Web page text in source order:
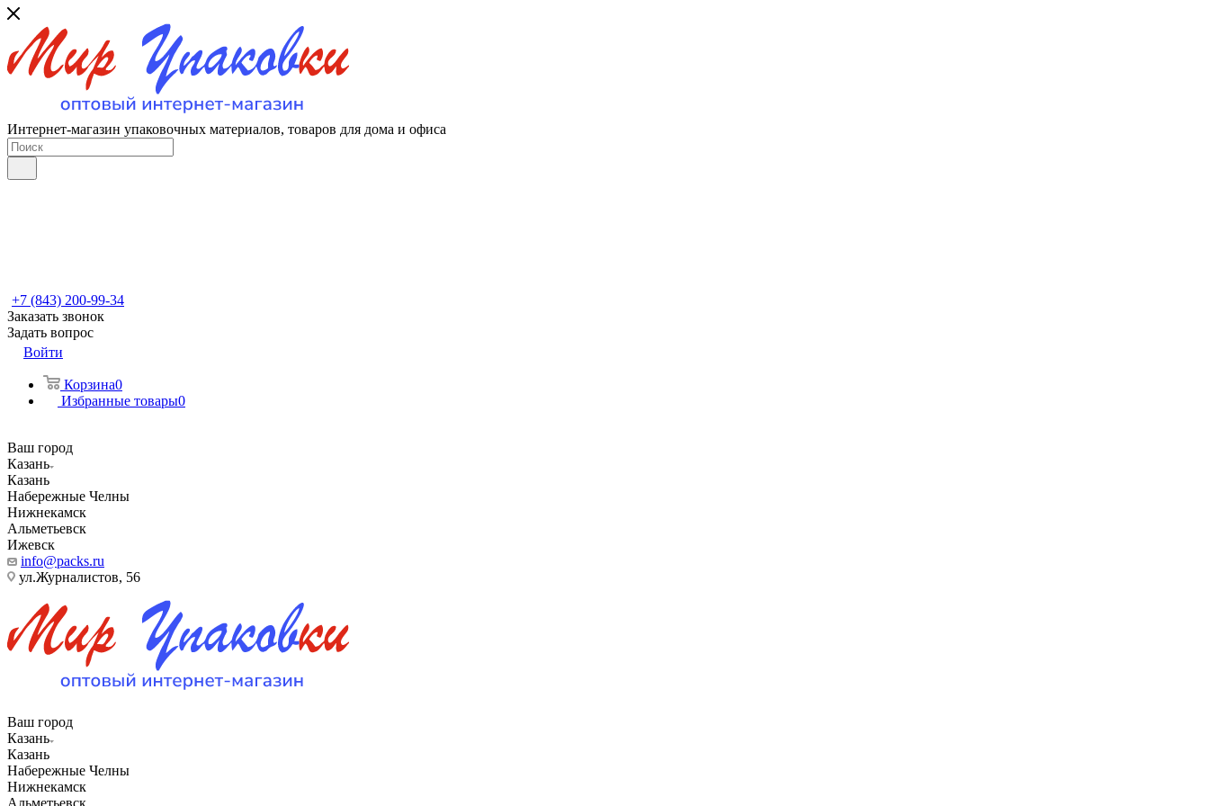
Интернет-магазин упаковочных материалов, товаров для дома и офиса
+7 (843) 200-99-34
Заказать звонок
Задать вопрос
Войти
Корзина0
Избранные товары0
Ваш город
Казань
Казань
Набережные Челны
Нижнекамск
Альметьевск
Ижевск
info@packs.ru
ул.Журналистов, 56
Ваш город
Казань
Казань
Набережные Челны
Нижнекамск
Альметьевск